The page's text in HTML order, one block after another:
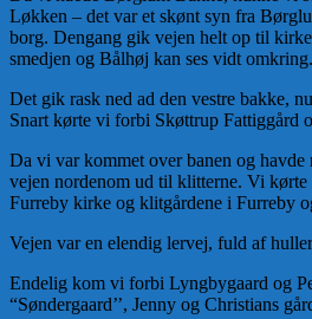
Løkken – det var et skønt syn fra
borg. Dengang gik vejen helt op til
smedjen og Bålhøj kan ses vidt omkring.
Det gik rask ned ad den vestre bakke,
Snart kørte vi forbi Skøttrup Fattiggård
Da vi var kommet over banen og
vejen nordenom ud til klitterne. Vi kørte
Furreby kirke og klitgårdene i Furreby
Vejen var en elendig lervej, fuld af
Endelig kom vi forbi Lyngbygaard og
“Søndergaard’’, Jenny og Christians